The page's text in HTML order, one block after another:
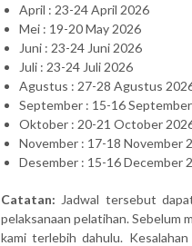
April : 23-24 April 2026
Mei : 19-20 May 2026
Juni : 23-24 Juni 2026
Juli : 23-24 Juli 2026
Agustus : 27-28 Agustus
September : 15-16
Oktober : 20-21 October
November : 17-18 November
Desember : 15-16 December
Catatan: Jadwal tersebut
pelaksanaan pelatihan. Sebelum
kami terlebih dahulu.